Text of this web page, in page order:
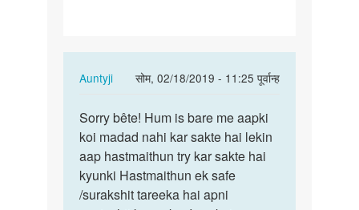
Auntyji
सोम, 02/18/2019 - 11:25 पूर्वान्ह
In
to
muje
sex
Karna
he
Sorry
bête!
Hum
is
bare
Sorry bête! Hum is bare me aapki
koi madad nahi kar sakte hai lekin
aap hastmaithun try kar sakte hai
kyunki Hastmaithun ek safe
/surakshit tareeka hai apni